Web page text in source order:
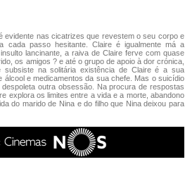
evidente nas cicatrizes que revestem o seu corpo e
cada passo hesitante. Claire é igualmente má a
lancinante, a raiva de Claire ferve com quase
os amigos ? e até o grupo de apoio à dor crónica,
na solitária existência de Claire é a sua
álcool e medicamentos da sua chefe. Mas o suicídio
outra obsessão. Na procura de respostas
explora os limites entre a vida e a morte, abandono
do marido de Nina e do filho que Nina deixou para